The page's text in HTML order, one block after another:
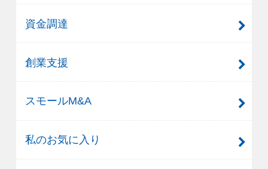
資金調達
創業支援
スモールM&A
私のお気に入り